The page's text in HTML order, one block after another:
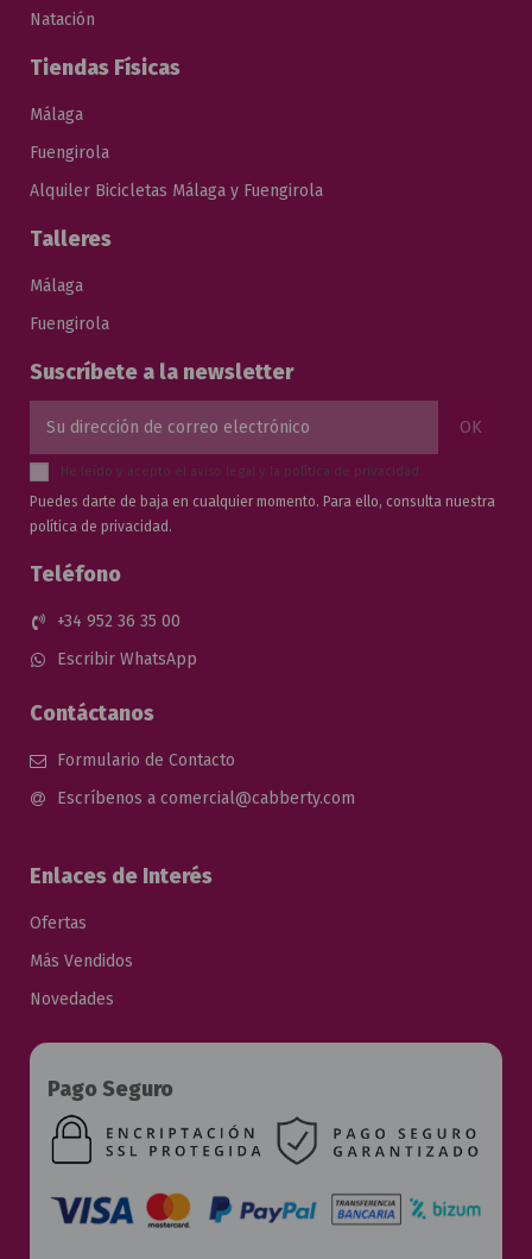
Natación
Tiendas Físicas
Málaga
Fuengirola
Alquiler Bicicletas Málaga y Fuengirola
Talleres
Málaga
Fuengirola
Suscríbete a la newsletter
He leído y acepto el aviso legal y la política de privacidad.
Puedes darte de baja en cualquier momento. Para ello, consulta nuestra
política de privacidad.
Teléfono
+34 952 36 35 00
Escribir WhatsApp
Contáctanos
Formulario de Contacto
Escríbenos a comercial@cabberty.com
Enlaces de Interés
Ofertas
Más Vendidos
Novedades
Pago Seguro